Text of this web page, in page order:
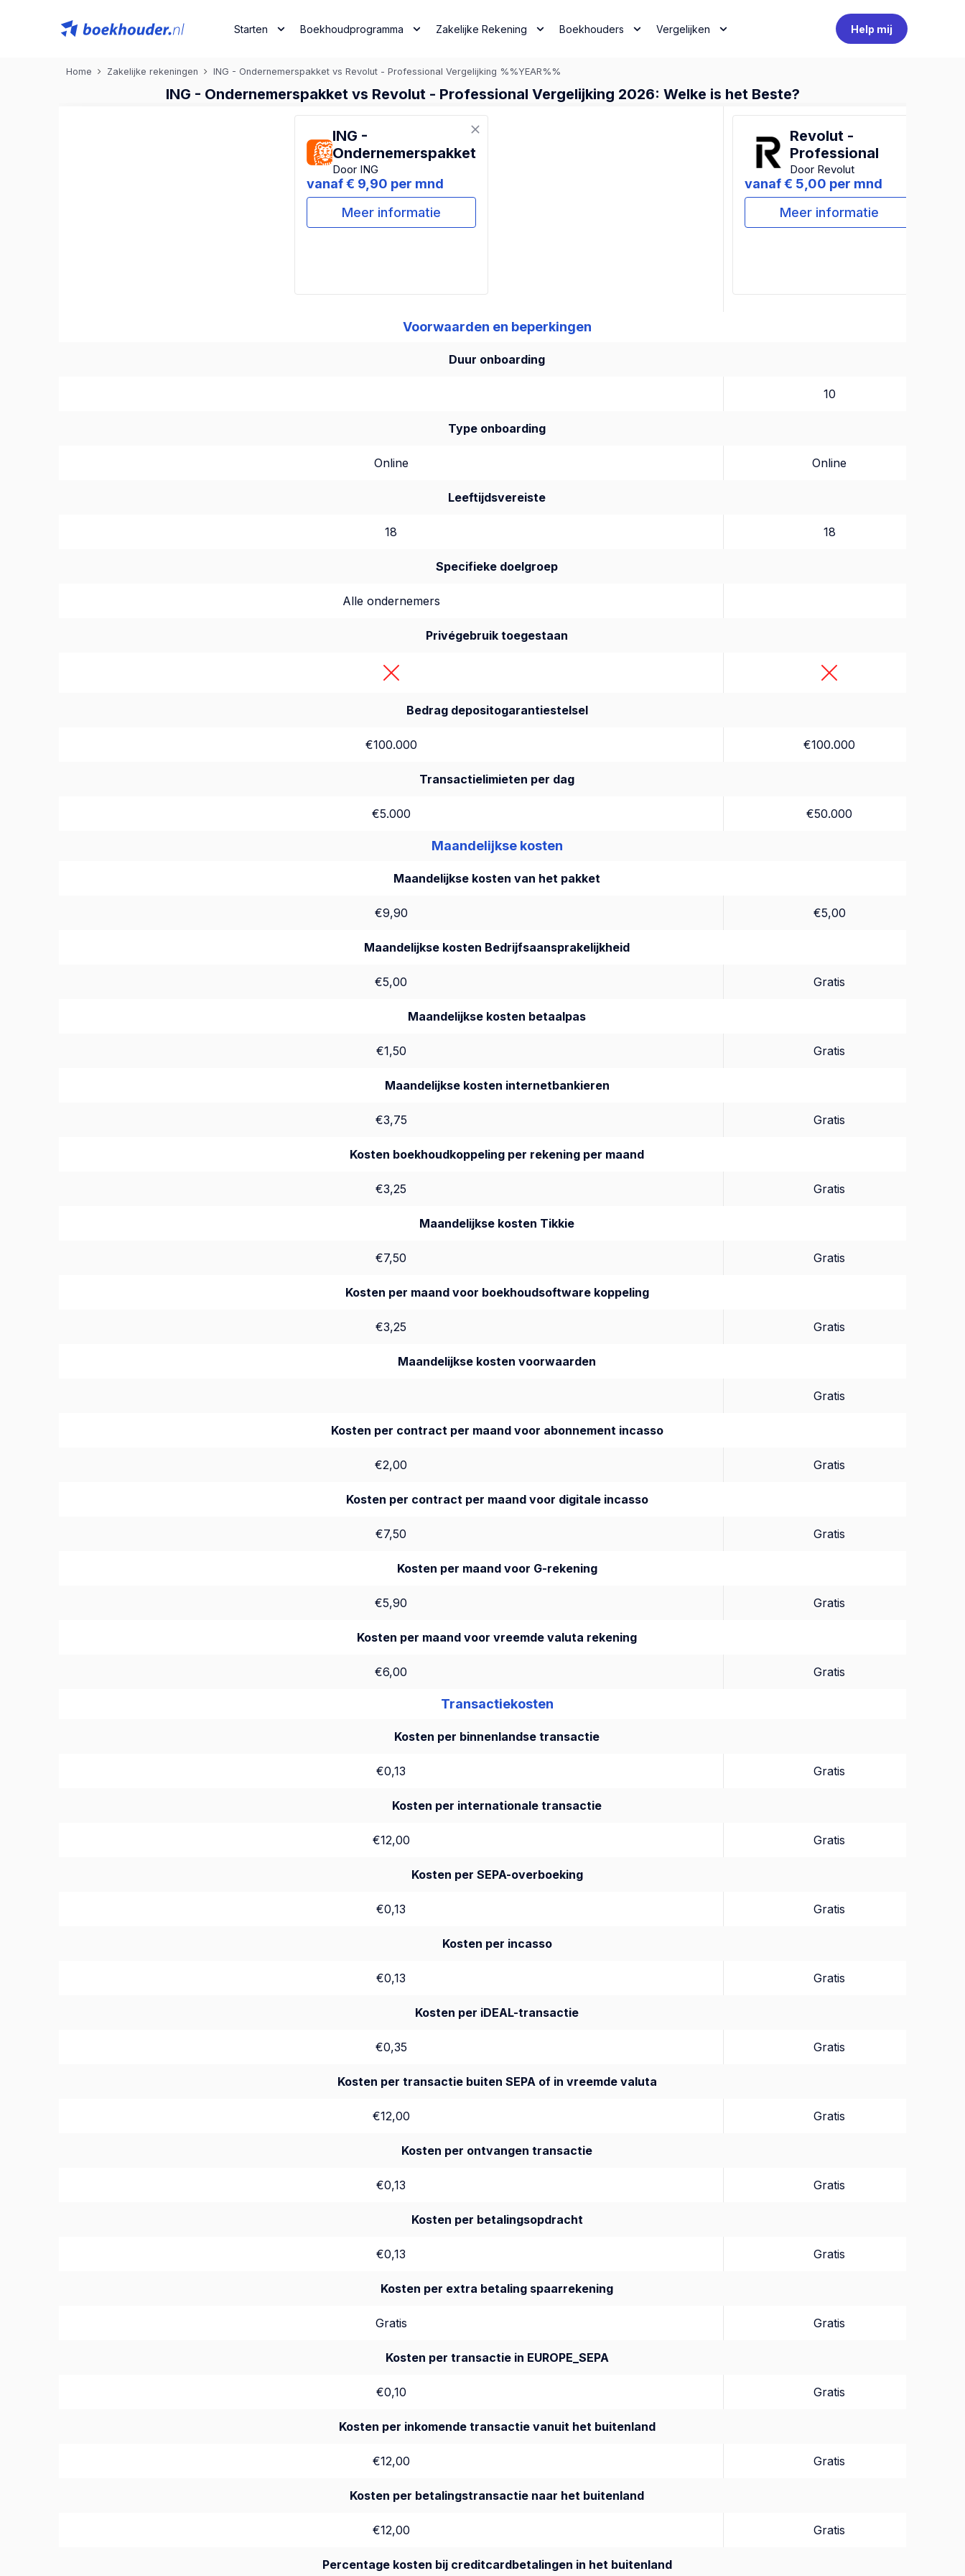
Starten Boekhoudprogramma Zakelijke Rekening Boekhouders Vergelijken Help mij
Home Zakelijke rekeningen ING - Ondernemerspakket vs Revolut - Professional Vergelijking %%YEAR%%
ING - Ondernemerspakket vs Revolut - Professional Vergelijking 2026: Welke is het Beste?
ING -
Ondernemerspakket
Door ING
vanaf € 9,90 per mnd
Meer informatie
Revolut -
Professional
Door Revolut
vanaf € 5,00 per mnd
Meer informatie
Voorwaarden en beperkingen
Duur onboarding
10
Type onboarding
Online Online
Leeftijdsvereiste
18 18
Specifieke doelgroep
Alle ondernemers
Privégebruik toegestaan
Bedrag depositogarantiestelsel
€100.000 €100.000
Transactielimieten per dag
€5.000 €50.000
Maandelijkse kosten
Maandelijkse kosten van het pakket
€9,90 €5,00
Maandelijkse kosten Bedrijfsaansprakelijkheid
€5,00 Gratis
Maandelijkse kosten betaalpas
€1,50 Gratis
Maandelijkse kosten internetbankieren
€3,75 Gratis
Kosten boekhoudkoppeling per rekening per maand
€3,25 Gratis
Maandelijkse kosten Tikkie
€7,50 Gratis
Kosten per maand voor boekhoudsoftware koppeling
€3,25 Gratis
Maandelijkse kosten voorwaarden
Gratis
Kosten per contract per maand voor abonnement incasso
€2,00 Gratis
Kosten per contract per maand voor digitale incasso
€7,50 Gratis
Kosten per maand voor G-rekening
€5,90 Gratis
Kosten per maand voor vreemde valuta rekening
€6,00 Gratis
Transactiekosten
Kosten per binnenlandse transactie
€0,13 Gratis
Kosten per internationale transactie
€12,00 Gratis
Kosten per SEPA-overboeking
€0,13 Gratis
Kosten per incasso
€0,13 Gratis
Kosten per iDEAL-transactie
€0,35 Gratis
Kosten per transactie buiten SEPA of in vreemde valuta
€12,00 Gratis
Kosten per ontvangen transactie
€0,13 Gratis
Kosten per betalingsopdracht
€0,13 Gratis
Kosten per extra betaling spaarrekening
Gratis Gratis
Kosten per transactie in EUROPE_SEPA
€0,10 Gratis
Kosten per inkomende transactie vanuit het buitenland
€12,00 Gratis
Kosten per betalingstransactie naar het buitenland
€12,00 Gratis
Percentage kosten bij creditcardbetalingen in het buitenland